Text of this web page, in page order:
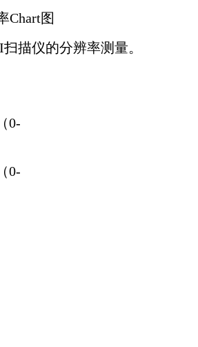
Chart图
描仪的分辨率测量。
0-
0-